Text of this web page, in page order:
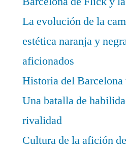
La evolución de la
estética naranja y
aficionados
Historia del Barcelona
Una batalla de
rivalidad
Cultura de la afición